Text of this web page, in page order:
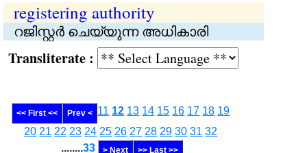
registering authority
റജിസ്റ്റര്‍ ചെയ്യുന്ന അധികാരി
:
<< First << Prev < 11 12 13 14 15 16 17 18 19
20 21 22 23 24 25 26 27 28 29 30 31 32
........33 > Next >> Last >>